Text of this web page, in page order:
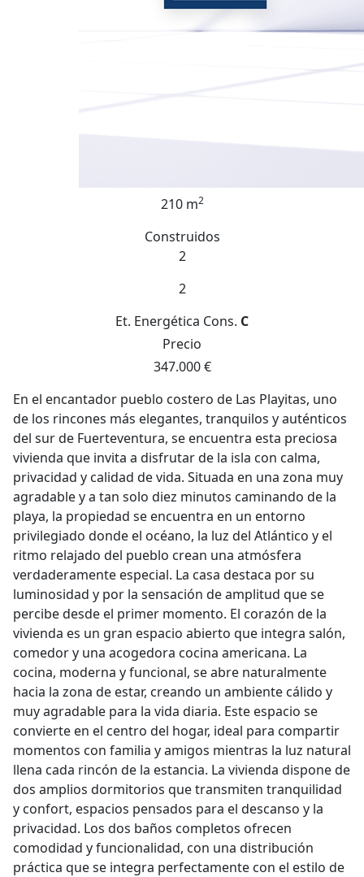
210 m2
Construidos
2
2
Et. Energética Cons. C
Precio
347.000 €
En el encantador pueblo costero de Las Playitas, uno
de los rincones más elegantes, tranquilos y auténticos
del sur de Fuerteventura, se encuentra esta preciosa
vivienda que invita a disfrutar de la isla con calma,
privacidad y calidad de vida. Situada en una zona muy
agradable y a tan solo diez minutos caminando de la
playa, la propiedad se encuentra en un entorno
privilegiado donde el océano, la luz del Atlántico y el
ritmo relajado del pueblo crean una atmósfera
verdaderamente especial. La casa destaca por su
luminosidad y por la sensación de amplitud que se
percibe desde el primer momento. El corazón de la
vivienda es un gran espacio abierto que integra salón,
comedor y una acogedora cocina americana. La
cocina, moderna y funcional, se abre naturalmente
hacia la zona de estar, creando un ambiente cálido y
muy agradable para la vida diaria. Este espacio se
convierte en el centro del hogar, ideal para compartir
momentos con familia y amigos mientras la luz natural
llena cada rincón de la estancia. La vivienda dispone de
dos amplios dormitorios que transmiten tranquilidad
y confort, espacios pensados para el descanso y la
privacidad. Los dos baños completos ofrecen
comodidad y funcionalidad, con una distribución
práctica que se integra perfectamente con el estilo de